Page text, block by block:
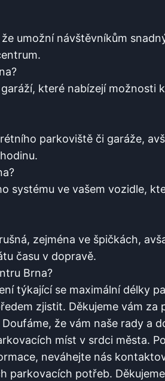
umožní‍ návštěvníkům
které nabízejí ⁣možnosti​
parkoviště ⁣či garáže,
systému ve vašem vozidle,
zejména ⁣ve​ špičkách,
času v dopravě.
Brna?
týkající se maximální délky
zjistit. Děkujeme​ vám za
že vám ‌naše rady ‍a
míst v srdci města.
neváhejte nás
parkovacích ‌potřeb.